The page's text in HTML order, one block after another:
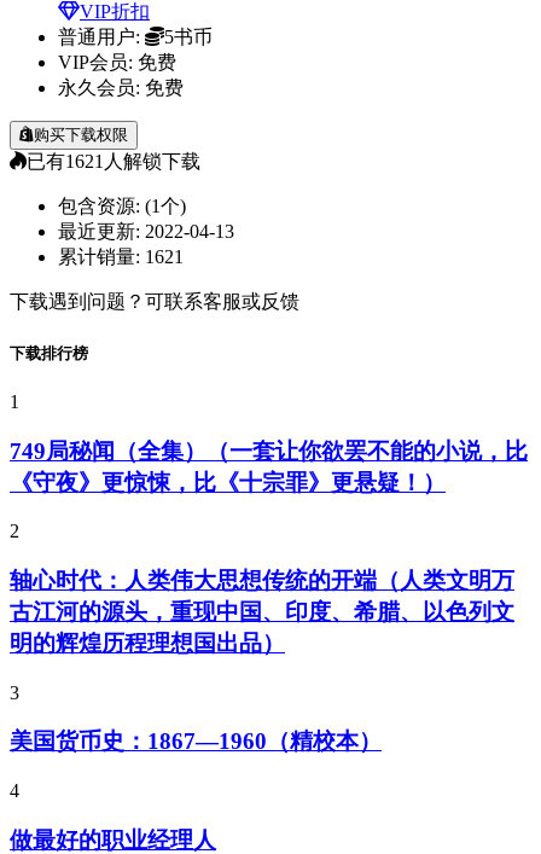
VIP折扣
普通用户:
5书币
VIP会员: 免费
永久会员: 免费
购买下载权限
已有1621人解锁下载
包含资源: (1个)
最近更新: 2022-04-13
累计销量: 1621
下载遇到问题？可联系客服或反馈
下载排行榜
1
749局秘闻（全集）（一套让你欲罢不能的小说，比
《守夜》更惊悚，比《十宗罪》更悬疑！）
2
轴心时代：人类伟大思想传统的开端（人类文明万
古江河的源头，重现中国、印度、希腊、以色列文
明的辉煌历程理想国出品）
3
美国货币史：1867—1960（精校本）
4
做最好的职业经理人